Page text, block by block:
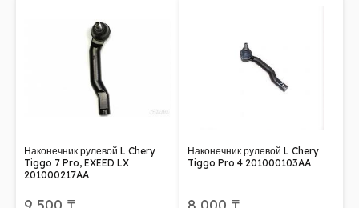
Наконечник рулевой L Chery
Tiggo 7 Pro, EXEED LX
201000217AA
Наконечник рулевой L Chery
Tiggo Pro 4 201000103AA